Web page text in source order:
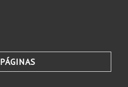
PÁGINAS